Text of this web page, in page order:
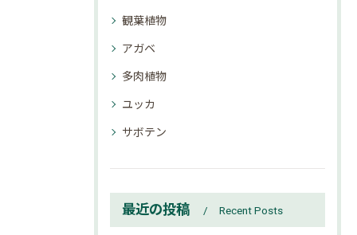
観葉植物
アガベ
多肉植物
ユッカ
サボテン
最近の投稿 Recent Posts